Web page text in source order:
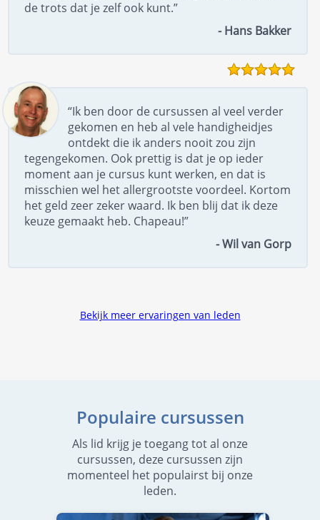
de trots dat je zelf ook kunt.”
- Hans Bakker
“Ik ben door de cursussen al veel verder
gekomen en heb al vele handigheidjes
ontdekt die ik anders nooit zou zijn
tegengekomen. Ook prettig is dat je op ieder
moment aan je cursus kunt werken, en dat is
misschien wel het allergrootste voordeel. Kortom
het geld zeer zeker waard. Ik ben blij dat ik deze
keuze gemaakt heb. Chapeau!”
- Wil van Gorp
Bekijk meer ervaringen van leden
Populaire cursussen
Als lid krijg je toegang tot al onze
cursussen, deze cursussen zijn
momenteel het populairst bij onze
leden.